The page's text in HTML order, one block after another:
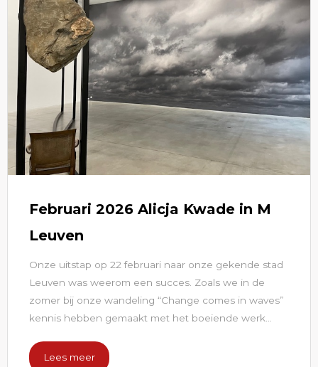
Februari 2026 Alicja Kwade in M
Leuven
Onze uitstap op 22 februari naar onze gekende stad
Leuven was weerom een succes. Zoals we in de
zomer bij onze wandeling “Change comes in waves”
kennis hebben gemaakt met het boeiende werk...
Lees meer